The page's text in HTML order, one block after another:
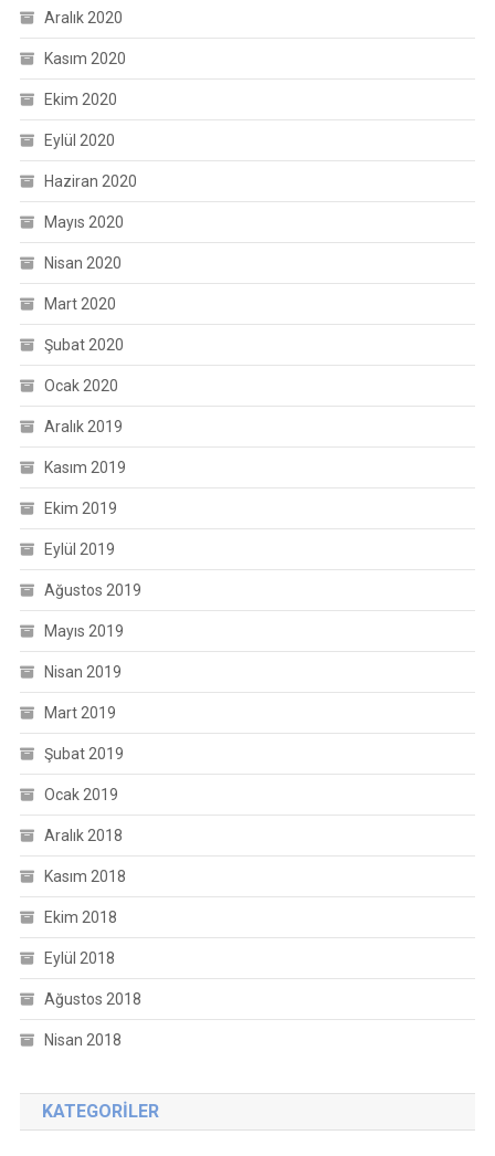
Aralık 2020
Kasım 2020
Ekim 2020
Eylül 2020
Haziran 2020
Mayıs 2020
Nisan 2020
Mart 2020
Şubat 2020
Ocak 2020
Aralık 2019
Kasım 2019
Ekim 2019
Eylül 2019
Ağustos 2019
Mayıs 2019
Nisan 2019
Mart 2019
Şubat 2019
Ocak 2019
Aralık 2018
Kasım 2018
Ekim 2018
Eylül 2018
Ağustos 2018
Nisan 2018
KATEGORILER